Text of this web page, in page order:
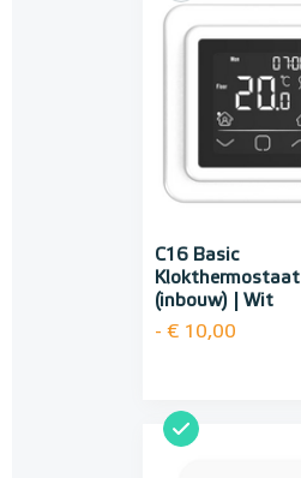
C16 Basic
Klokthermostaat
(inbouw) | Wit
- € 10,00